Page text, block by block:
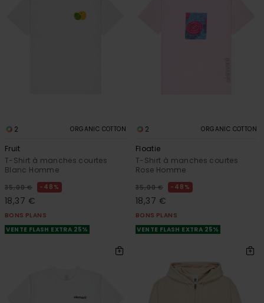
2 ORGANIC COTTON
Fruit
T-Shirt à manches courtes
Blanc Homme
35,00 € 48%
18,37 €
BONS PLANS
VENTE FLASH EXTRA 25%
2 ORGANIC COTTON
Floatie
T-Shirt à manches courtes
Rose Homme
35,00 € 48%
18,37 €
BONS PLANS
VENTE FLASH EXTRA 25%